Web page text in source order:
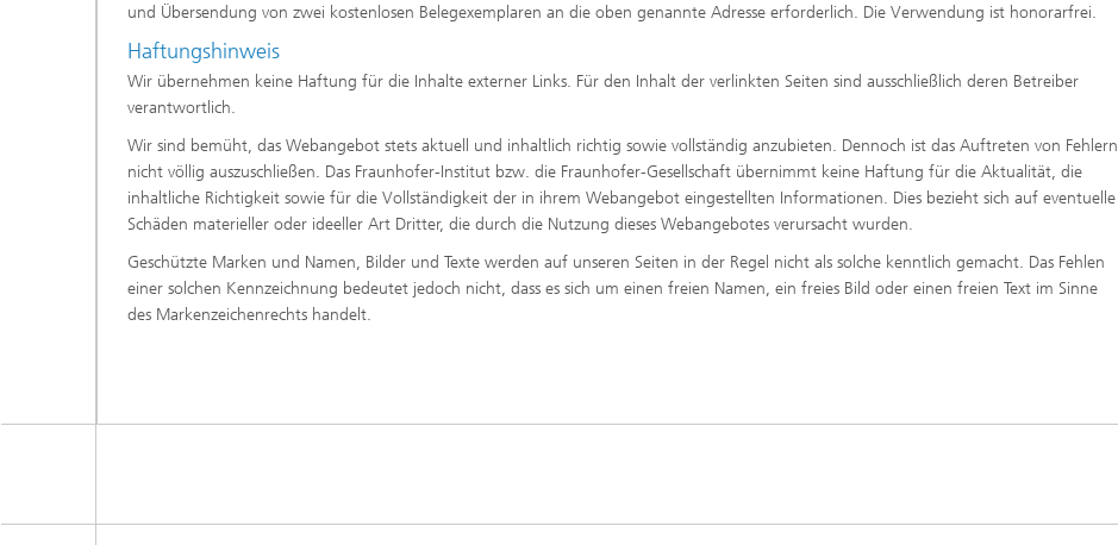
und Übersendung von zwei kostenlosen Belegexemplaren an die oben genannte Adresse erforderlich. Die Verwendung ist honorarfrei.
Haftungshinweis
Wir übernehmen keine Haftung für die Inhalte externer Links. Für den Inhalt der verlinkten Seiten sind ausschließlich deren Betreiber
verantwortlich.
Wir sind bemüht, das Webangebot stets aktuell und inhaltlich richtig sowie vollständig anzubieten. Dennoch ist das Auftreten von Fehlern
nicht völlig auszuschließen. Das Fraunhofer-Institut bzw. die Fraunhofer-Gesellschaft übernimmt keine Haftung für die Aktualität, die
inhaltliche Richtigkeit sowie für die Vollständigkeit der in ihrem Webangebot eingestellten Informationen. Dies bezieht sich auf eventuelle
Schäden materieller oder ideeller Art Dritter, die durch die Nutzung dieses Webangebotes verursacht wurden.
Geschützte Marken und Namen, Bilder und Texte werden auf unseren Seiten in der Regel nicht als solche kenntlich gemacht. Das Fehlen
einer solchen Kennzeichnung bedeutet jedoch nicht, dass es sich um einen freien Namen, ein freies Bild oder einen freien Text im Sinne
des Markenzeichenrechts handelt.